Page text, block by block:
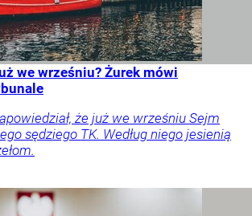
we wrześniu? Żurek mówi
że już we wrześniu Sejm
sędziego TK. Według niego jesienią